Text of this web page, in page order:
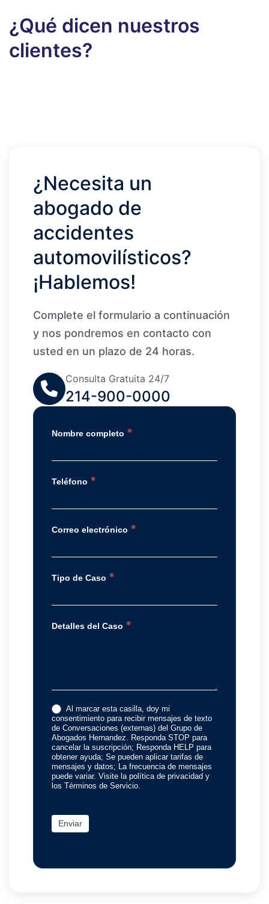
¿Qué dicen nuestros
clientes?
¿Necesita un
abogado de
accidentes
automovilísticos?
¡Hablemos!
Complete el formulario a continuación
y nos pondremos en contacto con
usted en un plazo de 24 horas.
Consulta Gratuita 24/7
214-900-0000
Nombre completo *
Teléfono *
Correo electrónico *
Tipo de Caso *
Detalles del Caso *
Al marcar esta casilla, doy mi
consentimiento para recibir mensajes de texto
de Conversaciones (externas) del Grupo de
Abogados Hernandez. Responda STOP para
cancelar la suscripción; Responda HELP para
obtener ayuda; Se pueden aplicar tarifas de
mensajes y datos; La frecuencia de mensajes
puede variar. Visite la política de privacidad y
los Términos de Servicio.
Enviar